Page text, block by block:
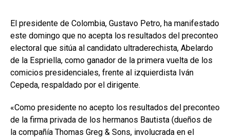
El presidente de Colombia, Gustavo Petro, ha manifestado
este domingo que no acepta los resultados del preconteo
electoral que sitúa al candidato ultraderechista, Abelardo
de la Espriella, como ganador de la primera vuelta de los
comicios presidenciales, frente al izquierdista Iván
Cepeda, respaldado por el dirigente.
«Como presidente no acepto los resultados del preconteo
de la firma privada de los hermanos Bautista (dueños de
la compañía Thomas Greg & Sons, involucrada en el